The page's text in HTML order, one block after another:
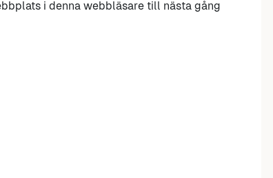
i denna webbläsare till nästa gång